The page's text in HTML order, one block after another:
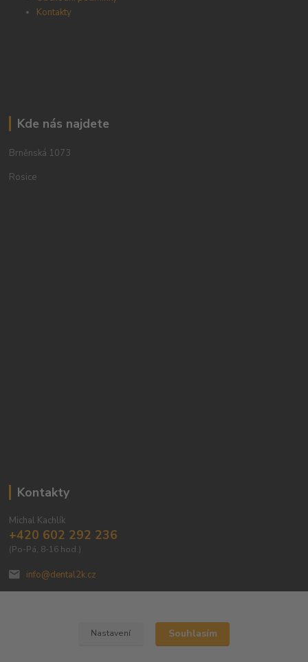
Kontakty
Kde nás najdete
Brněnská 1073
Rosice
Kontakty
Michal Kachlík
+420 602 292 236
(Po-Pá, 8-16 hod.)
info@dental2k.cz
Nastavení Souhlasím